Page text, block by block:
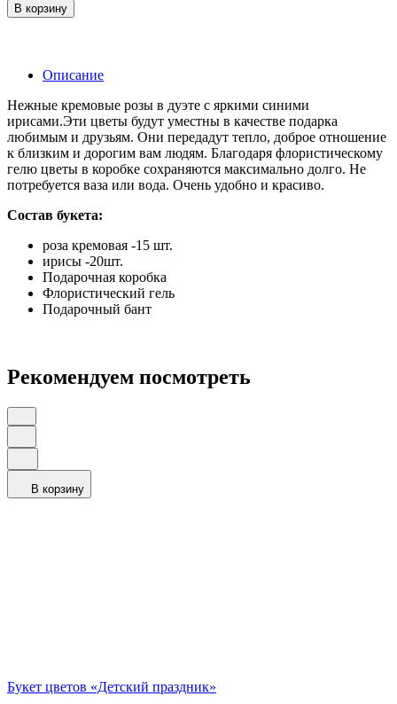
В корзину
Описание
Нежные кремовые розы в дуэте с яркими синими
ирисами.Эти цветы будут уместны в качестве подарка
любимым и друзьям. Они передадут тепло, доброе отношение
к близким и дорогим вам людям. Благодаря флористическому
гелю цветы в коробке сохраняются максимально долго. Не
потребуется ваза или вода. Очень удобно и красиво.
Состав букета:
роза кремовая -15 шт.
ирисы -20шт.
Подарочная коробка
Флористический гель
Подарочный бант
Рекомендуем посмотреть
В корзину
Букет цветов «Детский праздник»